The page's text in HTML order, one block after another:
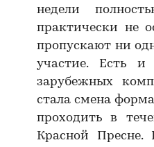
недели
практически не
пропускают ни
участие. Есть
зарубежных
стала смена
проходить в
Красной Пресне.